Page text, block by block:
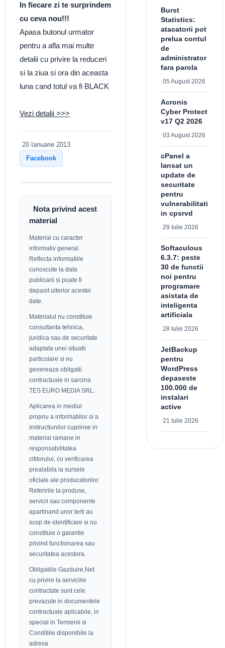
In fiecare zi te surprindem
cu ceva nou!!!
Apasa butonul urmator
pentru a afla mai multe
detalii cu privire la reduceri
si la ziua si ora din aceasta
luna cand totul va fi BLACK
Vezi detalii >>>
20 Ianuarie 2013
Facebook
Nota privind acest
material
Material cu caracter
informativ general.
Reflecta informatiile
cunoscute la data
publicarii si poate fi
depasit ulterior acestei
date.
Materialul nu constituie
consultanta tehnica,
juridica sau de securitate
adaptata unei situatii
particulare si nu
genereaza obligatii
contractuale in sarcina
TES EURO MEDIA SRL.
Aplicarea in mediul
propriu a informatiilor si a
instructiunilor cuprinse in
material ramane in
responsabilitatea
cititorului, cu verificarea
prealabila la sursele
oficiale ale producatorilor.
Referirile la produse,
servicii sau componente
apartinand unor terti au
scop de identificare si nu
constituie o garantie
privind functionarea sau
securitatea acestora.
Obligatiile Gazduire.Net
cu privire la serviciile
contractate sunt cele
prevazute in documentele
contractuale aplicabile, in
special in Termenii si
Conditiile disponibile la
adresa
Burst
Statistics:
atacatorii pot
prelua contul
de
administrator
fara parola
05 August 2026
Acronis
Cyber Protect
v17 Q2 2026
03 August 2026
cPanel a
lansat un
update de
securitate
pentru
vulnerabilitati
in cpsrvd
29 Iulie 2026
Softaculous
6.3.7: peste
30 de functii
noi pentru
programare
asistata de
inteligenta
artificiala
28 Iulie 2026
JetBackup
pentru
WordPress
depaseste
100.000 de
instalari
active
21 Iulie 2026